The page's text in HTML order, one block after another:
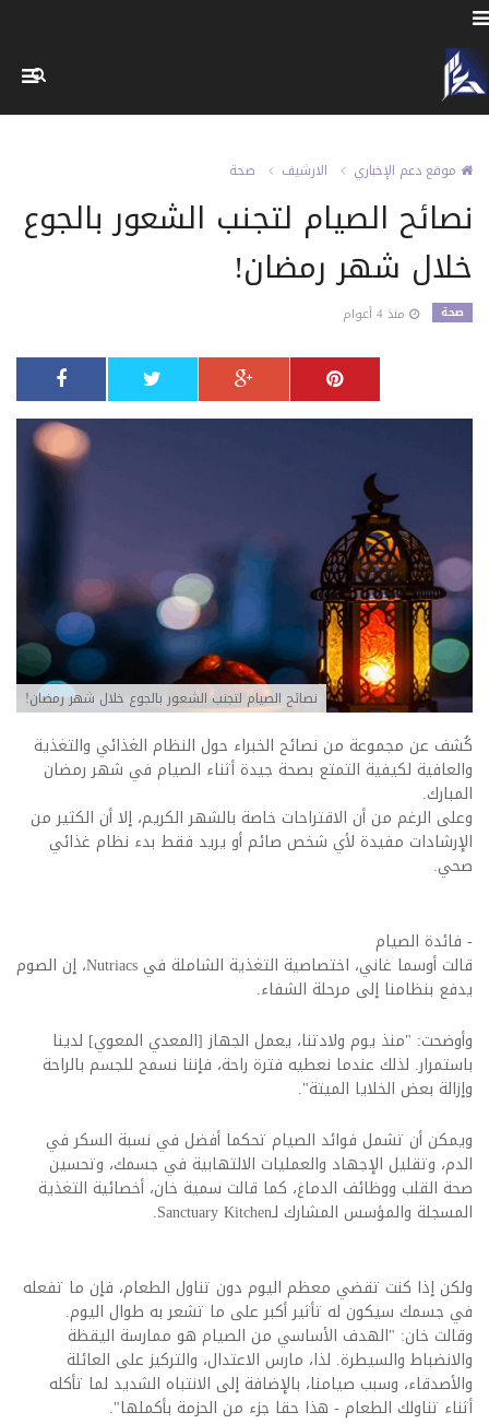
موقع دعم الإخباري الارشيف صحة
نصائح الصيام لتجنب الشعور بالجوع
خلال شهر رمضان!
صحة منذ 4 أعوام
نصائح الصيام لتجنب الشعور بالجوع خلال شهر رمضان!
كُشف عن مجموعة من نصائح الخبراء حول النظام الغذائي والتغذية
والعافية لكيفية التمتع بصحة جيدة أثناء الصيام في شهر رمضان
المبارك.
وعلى الرغم من أن الاقتراحات خاصة بالشهر الكريم، إلا أن الكثير من
الإرشادات مفيدة لأي شخص صائم أو يريد فقط بدء نظام غذائي
صحي.
- فائدة الصيام
قالت أوسما غاني، اختصاصية التغذية الشاملة في Nutriacs، إن الصوم
يدفع بنظامنا إلى مرحلة الشفاء.
وأوضحت: "منذ يوم ولادتنا، يعمل الجهاز [المعدي المعوي] لدينا
باستمرار. لذلك عندما نعطيه فترة راحة، فإننا نسمح للجسم بالراحة
وإزالة بعض الخلايا الميتة".
ويمكن أن تشمل فوائد الصيام تحكما أفضل في نسبة السكر في
الدم، وتقليل الإجهاد والعمليات الالتهابية في جسمك، وتحسين
صحة القلب ووظائف الدماغ، كما قالت سمية خان، أخصائية التغذية
المسجلة والمؤسس المشارك لـSanctuary Kitchen.
ولكن إذا كنت تقضي معظم اليوم دون تناول الطعام، فإن ما تفعله
في جسمك سيكون له تأثير أكبر على ما تشعر به طوال اليوم.
وقالت خان: "الهدف الأساسي من الصيام هو ممارسة اليقظة
والانضباط والسيطرة. لذا، مارس الاعتدال، والتركيز على العائلة
والأصدقاء، وسبب صيامنا، بالإضافة إلى الانتباه الشديد لما تأكله
أثناء تناولك الطعام - هذا حقا جزء من الحزمة بأكملها".